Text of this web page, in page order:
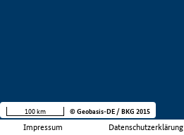
Impressum Datenschutzerklärung
100 km © Geobasis-DE / BKG 2015